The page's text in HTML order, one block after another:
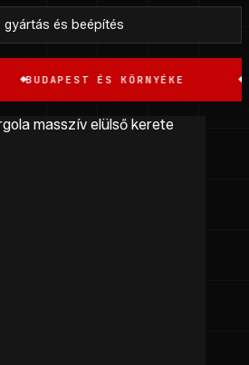
gyártás és beépítés
ÉS KÖRNYÉKE FA